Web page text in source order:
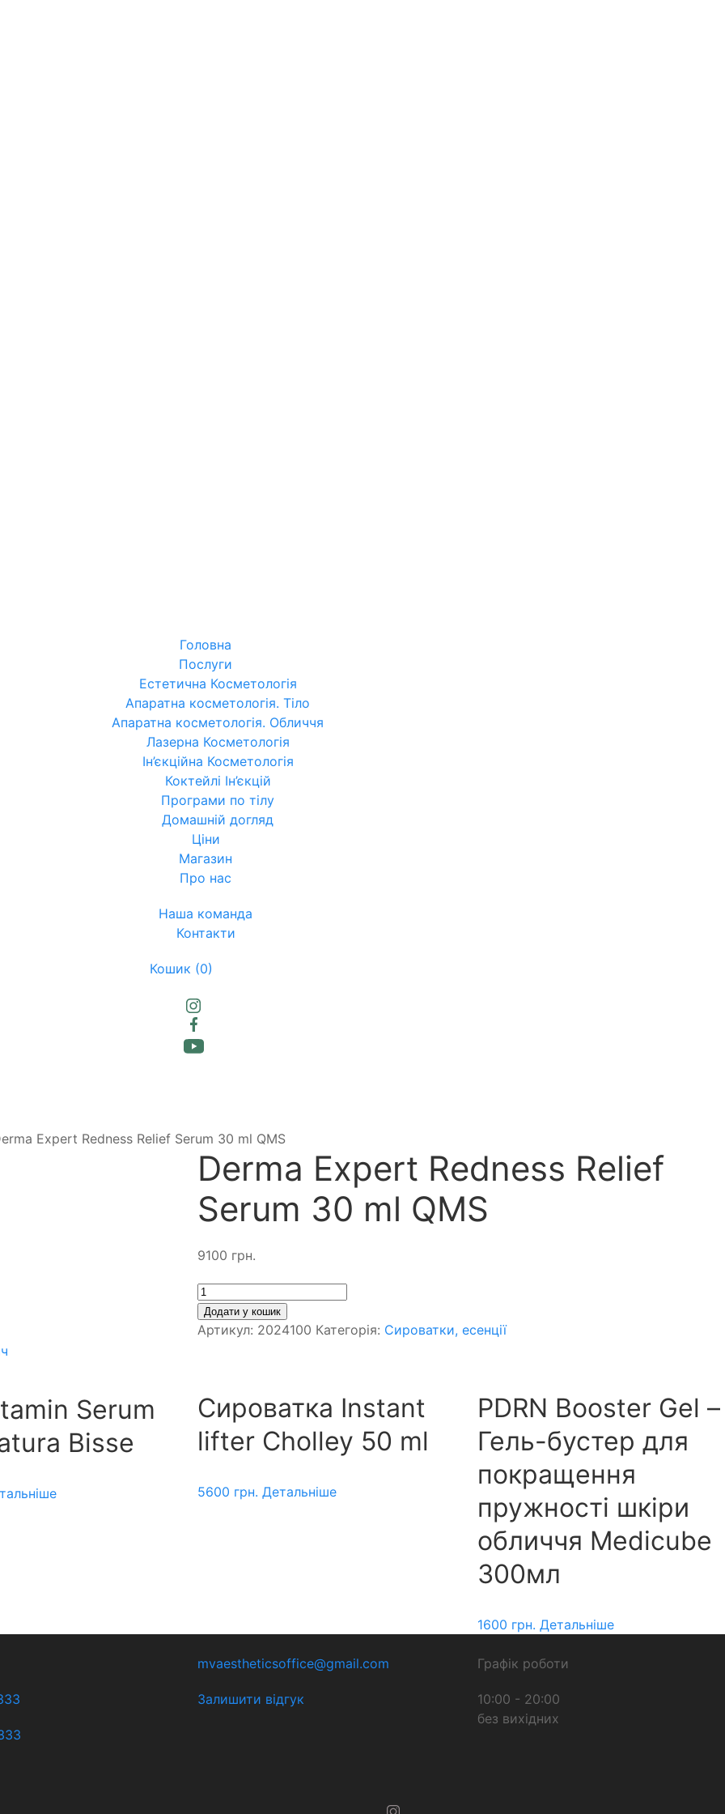
Головна
Послуги
Естетична Косметологія
Апаратна косметологія. Тіло
Апаратна косметологія. Обличчя
Лазерна Косметологія
Ін’єкційна Косметологія
Коктейлі Ін’єкцій
Програми по тілу
Домашній догляд
Ціни
Магазин
Про нас
Наша команда
Контакти
Кошик (0)
Expert Redness Relief Serum 30 ml QMS
Derma Expert Redness Relief
Serum 30 ml QMS
9100 грн.
Кількість
Додати у кошик
Артикул: 2024100 Категорія: Сироватки, есенції
Serum
Bisse
Сироватка Instant
lifter Cholley 50 ml
5600 грн. Детальніше
PDRN Booster Gel –
Гель-бустер для
покращення
пружності шкіри
обличчя Medicube
300мл
1600 грн. Детальніше
mvaestheticsoffice@gmail.com
Залишити відгук
Графік роботи
10:00 - 20:00
без вихідних